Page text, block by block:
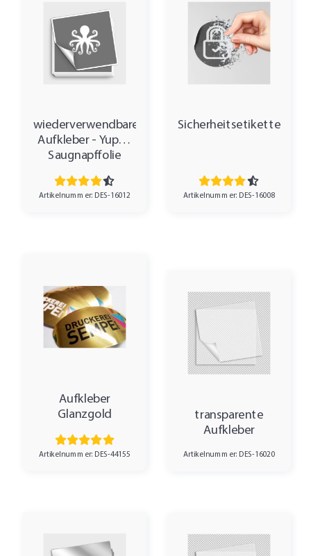
wiederverwendbare
Aufkleber - Yupo®
Saugnapffolie
Artikelnummer: DES-16012
Sicherheitsetiketten
Artikelnummer: DES-16008
Aufkleber
Glanzgold
Artikelnummer: DES-44155
transparente
Aufkleber
Artikelnummer: DES-16020